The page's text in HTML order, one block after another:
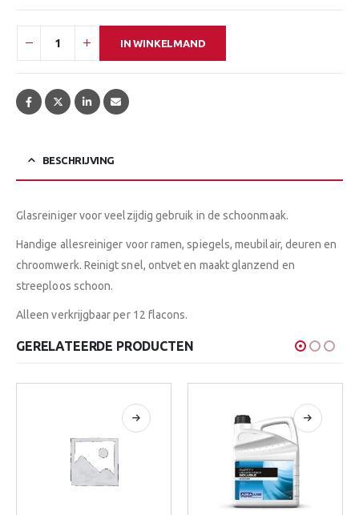
IN WINKELMAND
BESCHRIJVING
Glasreiniger voor veelzijdig gebruik in de schoonmaak.
Handige allesreiniger voor ramen, spiegels, meubilair, deuren en
chroomwerk. Reinigt snel, ontvet en maakt glanzend en
streeploos schoon.
Alleen verkrijgbaar per 12 flacons.
GERELATEERDE PRODUCTEN